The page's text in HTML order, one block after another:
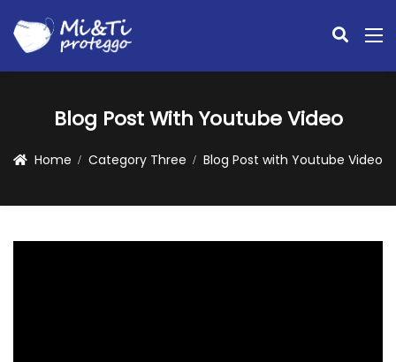
Blog Post With Youtube Video
Home Category Three Blog Post with Youtube Video